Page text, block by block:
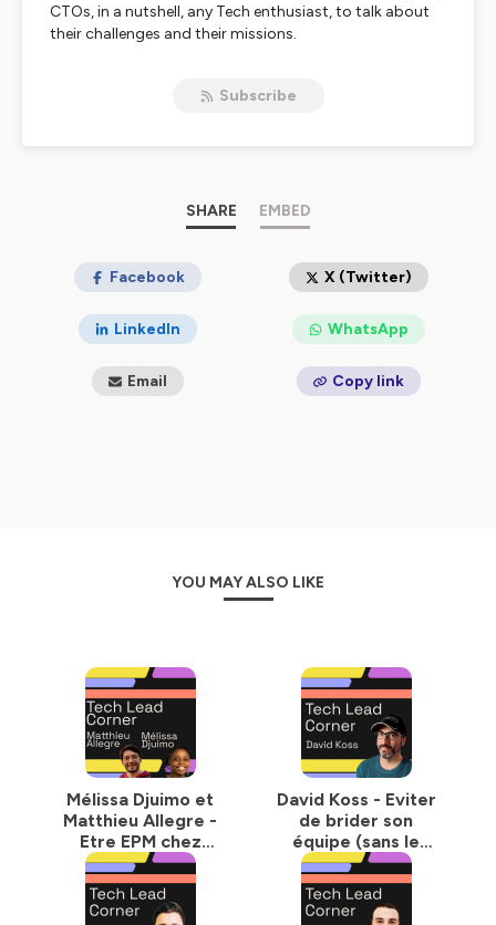
CTOs, in a nutshell, any Tech enthusiast, to talk about
their challenges and their missions.
1) One notable achievement in their career, a project
And more. Ready to go?
Hosted on Ausha. See ausha.co/privacy-policyfor more
Subscribe
SHARE EMBED
Facebook X (Twitter)
LinkedIn WhatsApp
Email Copy link
YOU MAY ALSO LIKE
Mélissa Djuimo et
Matthieu Allegre -
Etre EPM chez
Pigment
David Koss - Eviter
de brider son
équipe (sans le
vouloir)